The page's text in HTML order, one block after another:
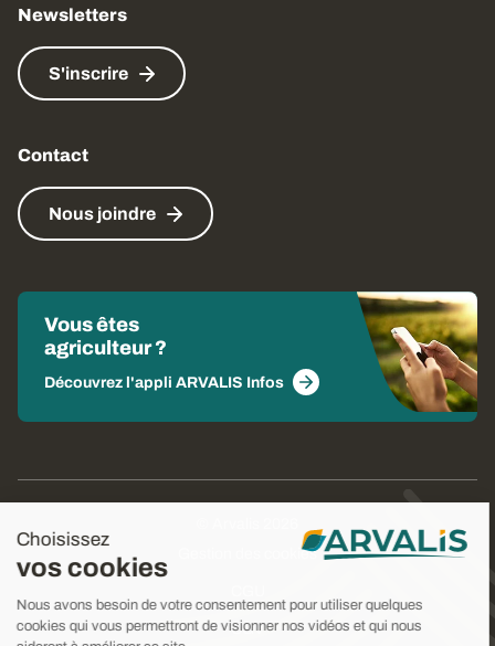
Choisissez
vos cookies
Nous avons besoin de votre consentement pour utiliser quelques
cookies qui vous permettront de visionner nos vidéos et qui nous
Newsletters
S'inscrire
Contact
Nous joindre
Vous êtes
agriculteur ?
Découvrez l'appli ARVALIS Infos
Gestion des cookies
CGV